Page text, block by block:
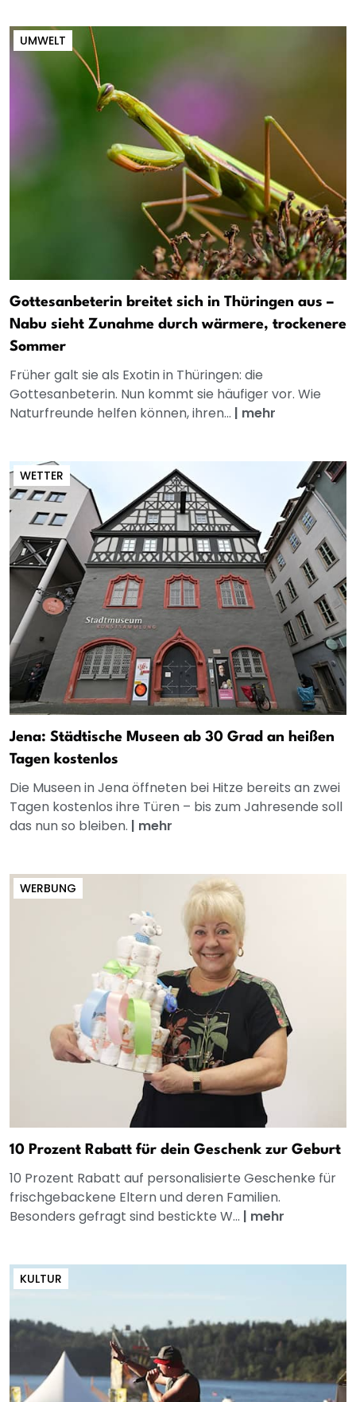
UMWELT
Gottesanbeterin breitet sich in Thüringen aus –
Nabu sieht Zunahme durch wärmere, trockenere
Sommer
Früher galt sie als Exotin in Thüringen: die
Gottesanbeterin. Nun kommt sie häufiger vor. Wie
Naturfreunde helfen können, ihren... | mehr
WETTER
Jena: Städtische Museen ab 30 Grad an heißen
Tagen kostenlos
Die Museen in Jena öffneten bei Hitze bereits an zwei
Tagen kostenlos ihre Türen – bis zum Jahresende soll
das nun so bleiben. | mehr
WERBUNG
10 Prozent Rabatt für dein Geschenk zur Geburt
10 Prozent Rabatt auf personalisierte Geschenke für
frischgebackene Eltern und deren Familien.
Besonders gefragt sind bestickte W... | mehr
KULTUR